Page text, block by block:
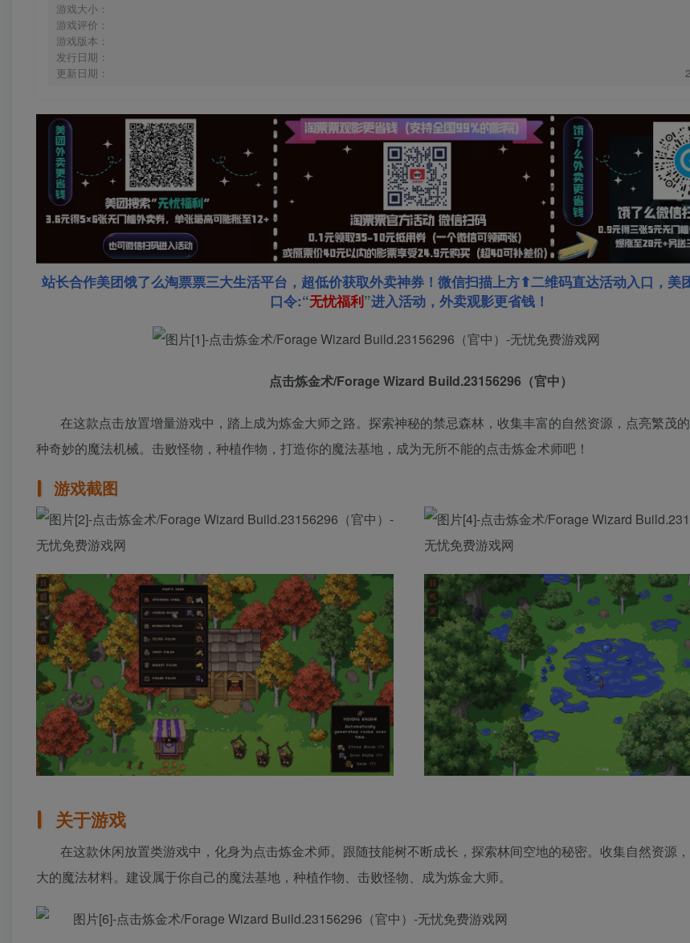
游戏大小：
游戏评价：
游戏版本：
发行日期：
更新日期：
站长合作美团饿了么淘票票三大生活平台，超低价获取外卖神券！微信扫描上方⬆二维码直达活动入口，美
口令:“无忧福利”进入活动，外卖观影更省钱！
点击炼金术/Forage Wizard Build.23156296（官中）
在这款点击放置增量游戏中，踏上成为炼金大师之路。探索神秘的禁忌森林，收集丰富的自然资源，点亮繁茂
种奇妙的魔法机械。击败怪物，种植作物，打造你的魔法基地，成为无所不能的点击炼金术师吧！
游戏截图
关于游戏
在这款休闲放置类游戏中，化身为点击炼金术师。跟随技能树不断成长，探索林间空地的秘密。收集自然资源
大的魔法材料。建设属于你自己的魔法基地，种植作物、击败怪物、成为炼金大师。